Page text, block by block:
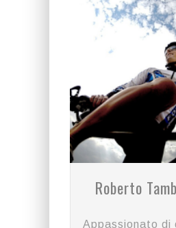
Roberto
Appassionato di